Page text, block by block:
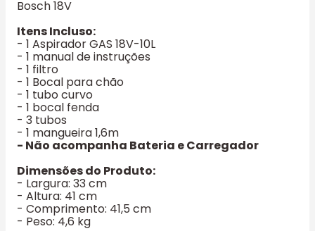
Bosch 18V
Itens Incluso:
- 1 Aspirador GAS 18V-10L
- 1 manual de instruções
- 1 filtro
- 1 Bocal para chão
- 1 tubo curvo
- 1 bocal fenda
- 3 tubos
- 1 mangueira 1,6m
- Não acompanha Bateria e Carregador
Dimensões do Produto:
- Largura: 33 cm
- Altura: 41 cm
- Comprimento: 41,5 cm
- Peso: 4,6 kg